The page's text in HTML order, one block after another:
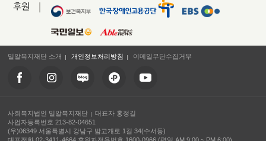
후원
밀알복지재단 소개 개인정보처리방침 이메일무단수집거부
사회복지법인 밀알복지재단
대표자 홍정길
사업자등록번호 213-82-04651
(우)06349 서울특별시 강남구 밤고개로 1길 34(수서동)
대표전화 02-3411-4664 후원자전용번호 1600-0966 (평일 AM 9:00 ~ PM 6:00)